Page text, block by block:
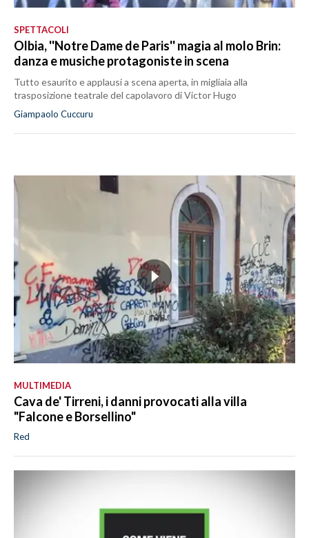
SPETTACOLI
Olbia, ''Notre Dame de Paris'' magia al molo Brin:
danza e musiche protagoniste in scena
Tutto esaurito e applausi a scena aperta, in migliaia alla
trasposizione teatrale del capolavoro di Victor Hugo
Giampaolo Cuccuru
MULTIMEDIA
Cava de' Tirreni, i danni provocati alla villa
"Falcone e Borsellino"
Red